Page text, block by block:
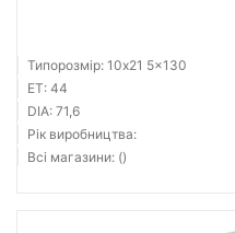
Типорозмір: 10x21 5x130
ET: 44
DIA: 71,6
Рік виробництва:
Всі магазини: ()
Тип диска